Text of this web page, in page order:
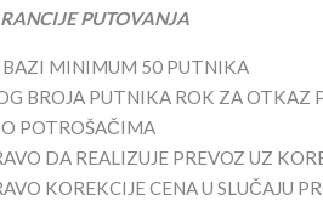
PUTOVANJA
BAZI MINIMUM 50 PUTNIKA
BROJA PUTNIKA ROK ZA
POTROŠAČIMA
DA REALIZUJE PREVOZ UZ
KOREKCIJE CENA U SLUČAJU